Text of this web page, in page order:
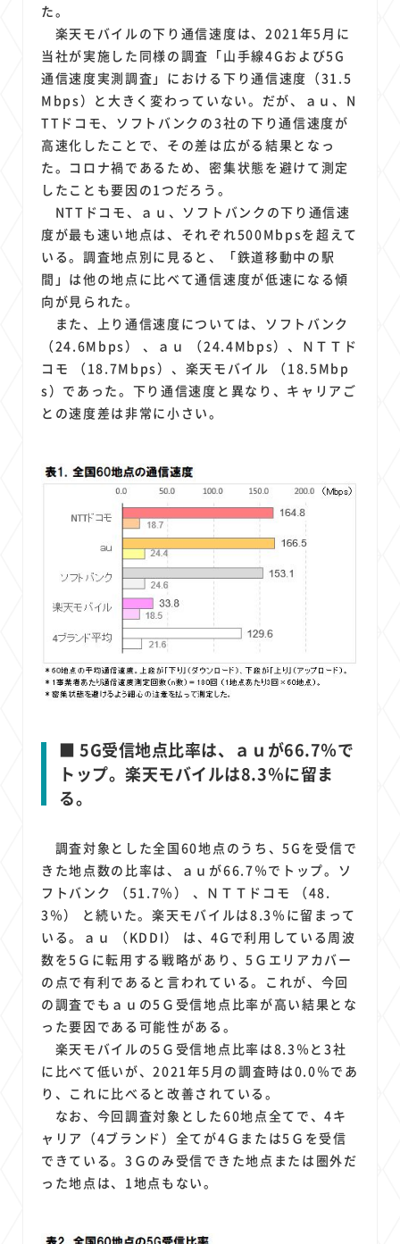
た。
楽天モバイルの下り通信速度は、2021年5月に
当社が実施した同様の調査「山手線4Gおよび5G
通信速度実測調査」における下り通信速度（31.5
Mbps）と大きく変わっていない。だが、ａｕ、N
TTドコモ、ソフトバンクの3社の下り通信速度が
高速化したことで、その差は広がる結果となっ
た。コロナ禍であるため、密集状態を避けて測定
したことも要因の1つだろう。
NTTドコモ、ａｕ、ソフトバンクの下り通信速
度が最も速い地点は、それぞれ500Mbpsを超えて
いる。調査地点別に見ると、「鉄道移動中の駅
間」は他の地点に比べて通信速度が低速になる傾
向が見られた。
また、上り通信速度については、ソフトバンク
（24.6Mbps） 、ａｕ （24.4Mbps）、ＮＴＴド
コモ （18.7Mbps）、楽天モバイル （18.5Mbp
s）であった。下り通信速度と異なり、キャリアご
との速度差は非常に小さい。
■ 5G受信地点比率は、ａｕが66.7％で
トップ。楽天モバイルは8.3％に留ま
る。
調査対象とした全国60地点のうち、5Gを受信で
きた地点数の比率は、ａｕが66.7％でトップ。ソ
フトバンク （51.7％） 、ＮＴＴドコモ （48.
3％） と続いた。楽天モバイルは8.3％に留まって
いる。ａｕ （KDDI） は、4Gで利用している周波
数を5Ｇに転用する戦略があり、5Ｇエリアカバー
の点で有利であると言われている。これが、今回
の調査でもａｕの5Ｇ受信地点比率が高い結果とな
った要因である可能性がある。
楽天モバイルの5Ｇ受信地点比率は8.3％と3社
に比べて低いが、2021年5月の調査時は0.0％であ
り、これに比べると改善されている。
なお、今回調査対象とした60地点全てで、4キ
ャリア（4ブランド）全てが4Ｇまたは5Ｇを受信
できている。3Ｇのみ受信できた地点または圏外だ
った地点は、1地点もない。